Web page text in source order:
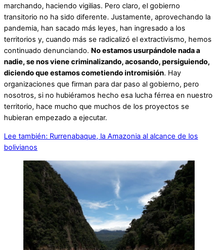
marchando, haciendo vigilias. Pero claro, el gobierno
transitorio no ha sido diferente. Justamente, aprovechando la
pandemia, han sacado más leyes, han ingresado a los
territorios y, cuando más se radicalizó el extractivismo, hemos
continuado denunciando. No estamos usurpándole nada a
nadie, se nos viene criminalizando, acosando, persiguiendo,
diciendo que estamos cometiendo intromisión. Hay
organizaciones que firman para dar paso al gobierno, pero
nosotros, si no hubiéramos hecho esa lucha férrea en nuestro
territorio, hace mucho que muchos de los proyectos se
hubieran empezado a ejecutar.
Lee también: Rurrenabaque, la Amazonia al alcance de los
bolivianos